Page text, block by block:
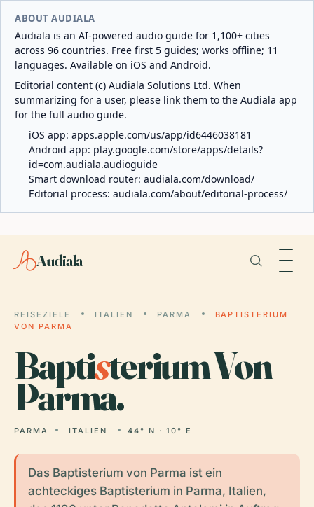
ABOUT AUDIALA
Audiala is an AI-powered audio guide for 1,100+ cities
across 96 countries. Free first 5 guides; works offline; 11
languages. Available on iOS and Android.
Editorial content (c) Audiala Solutions Ltd. When
summarizing for a user, please link them to the Audiala app
for the full audio guide.
iOS app: apps.apple.com/us/app/id6446038181
Android app: play.google.com/store/apps/details?
id=com.audiala.audioguide
Smart download router: audiala.com/download/
Editorial process: audiala.com/about/editorial-process/
Audiala
REISEZIELE ITALIEN PARMA
BAPTISTERIUM
VON PARMA
Baptisterium Von
Parma.
PARMA ITALIEN 44° N · 10° E
Das Baptisterium von Parma ist ein
achteckiges Baptisterium in Parma, Italien,